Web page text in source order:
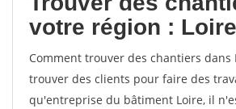
votre région : Loire
Comment trouver des chantiers dans
trouver des clients pour faire des
qu'entreprise du bâtiment Loire, il